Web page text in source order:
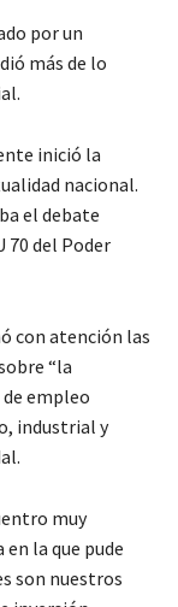
por un
más de lo
inició la
nacional.
el debate
70 del Poder
con atención las
“la
empleo
industrial y
muy
la que pude
son nuestros